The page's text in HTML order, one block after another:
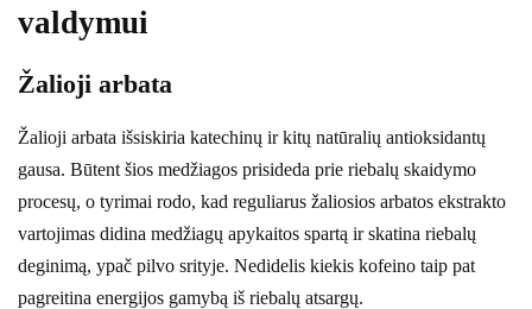
valdymui
Žalioji arbata
Žalioji arbata išsiskiria katechinų ir kitų natūralių antioksidantų
gausa. Būtent šios medžiagos prisideda prie riebalų skaidymo
procesų, o tyrimai rodo, kad reguliarus žaliosios arbatos ekstrakto
vartojimas didina medžiagų apykaitos spartą ir skatina riebalų
deginimą, ypač pilvo srityje. Nedidelis kiekis kofeino taip pat
pagreitina energijos gamybą iš riebalų atsargų.